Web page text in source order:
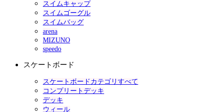
スイムキャップ
スイムゴーグル
スイムバッグ
arena
MIZUNO
speedo
スケートボード
スケートボードカテゴリすべて
コンプリートデッキ
デッキ
ウィール